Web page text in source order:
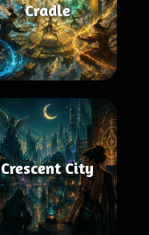
Cradle
Crescent City